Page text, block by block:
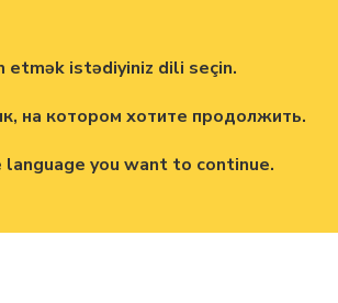
etmək istədiyiniz dili seçin.
на котором хотите продолжить.
you want to continue.